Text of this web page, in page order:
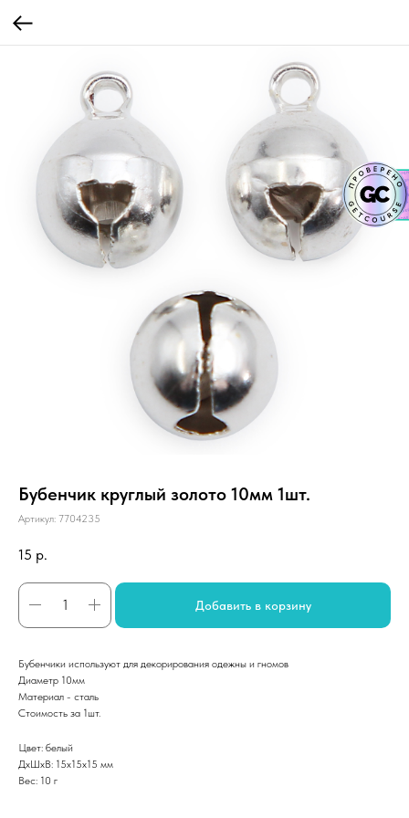
Бубенчик круглый золото 10мм 1шт.
Артикул: 7704235
15 р.
Добавить в корзину
Бубенчики используют для декорирования одежны и гномов
Диаметр 10мм
Материал - сталь
Стоимость за 1шт.
Цвет: белый
ДxШxВ: 15x15x15 мм
Вес: 10 г